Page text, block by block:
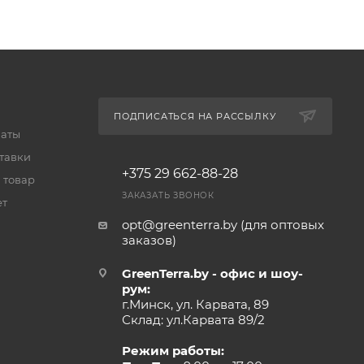
ПОДПИСАТЬСЯ НА РАССЫЛКУ
+375 29 662-88-28
ЗАКАЗАТЬ ЗВОНОК
opt@greenterra.by (для оптовых
заказов)
GreenTerra.by - офис и шоу-
рум:
г.Минск, ул. Карвата, 89
Склад: ул.Карвата 89/2
Режим работы: